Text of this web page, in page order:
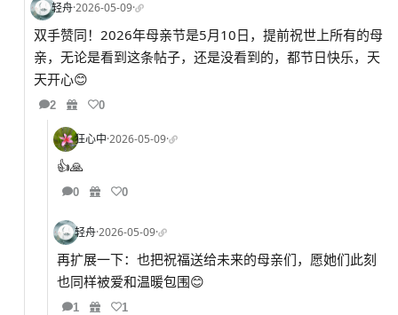
轻舟·2026-05-09·
双手赞同！2026年母亲节是5月10日，提前祝世上所有的母
亲，无论是看到这条帖子，还是没看到的，都节日快乐，天
天开心😊
2 0
狂心中·2026-05-09·
👍🙏
0 0
轻舟·2026-05-09·
再扩展一下：也把祝福送给未来的母亲们，愿她们此刻
也同样被爱和温暖包围😊
1 1